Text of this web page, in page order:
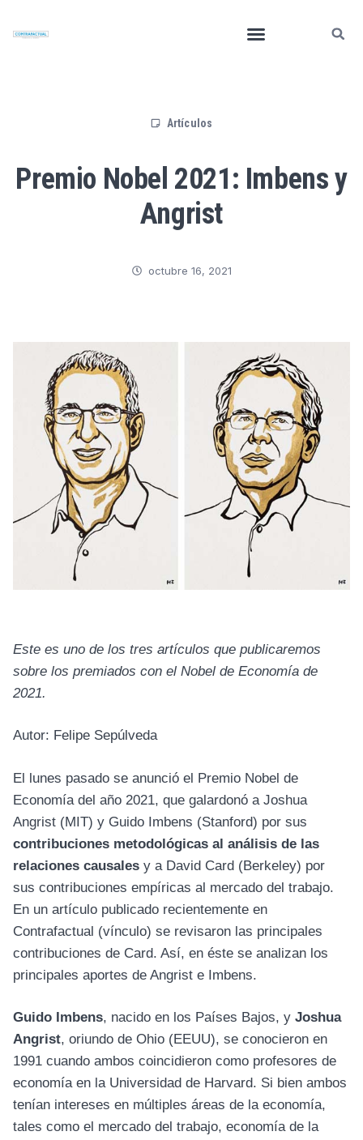
Artículos
Premio Nobel 2021: Imbens y
Angrist
octubre 16, 2021
Este es uno de los tres artículos que publicaremos
sobre los premiados con el Nobel de Economía de
2021.
Autor: Felipe Sepúlveda
El lunes pasado se anunció el Premio Nobel de
Economía del año 2021, que galardonó a Joshua
Angrist (MIT) y Guido Imbens (Stanford) por sus
contribuciones metodológicas al análisis de las
relaciones causales y a David Card (Berkeley) por
sus contribuciones empíricas al mercado del trabajo.
En un artículo publicado recientemente en
Contrafactual (vínculo) se revisaron las principales
contribuciones de Card. Así, en éste se analizan los
principales aportes de Angrist e Imbens.
Guido Imbens, nacido en los Países Bajos, y Joshua
Angrist, oriundo de Ohio (EEUU), se conocieron en
1991 cuando ambos coincidieron como profesores de
economía en la Universidad de Harvard. Si bien ambos
tenían intereses en múltiples áreas de la economía,
tales como el mercado del trabajo, economía de la